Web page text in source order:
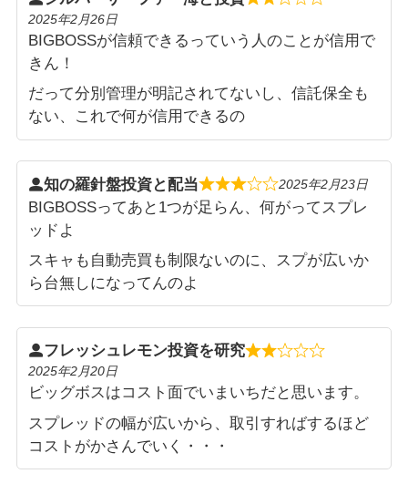
2025年2月26日
BIGBOSSが信頼できるっていう人のことが信用で
きん！
だって分別管理が明記されてないし、信託保全も
ない、これで何が信用できるの
2025年2月23日
BIGBOSSってあと1つが足らん、何がってスプレ
ッドよ
スキャも自動売買も制限ないのに、スプが広いか
ら台無しになってんのよ
知の羅針盤投資と配当
2025年2月20日
ビッグボスはコスト面でいまいちだと思います。
スプレッドの幅が広いから、取引すればするほど
コストがかさんでいく・・・
フレッシュレモン投資を研究